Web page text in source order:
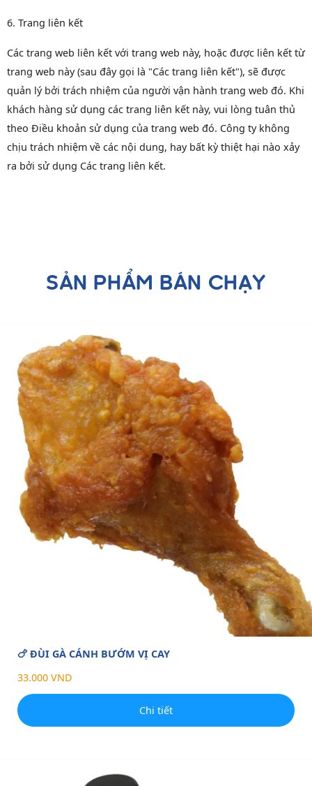
6. Trang liên kết
Các trang web liên kết với trang web này, hoặc được liên kết từ
trang web này (sau đây gọi là "Các trang liên kết"), sẽ được
quản lý bởi trách nhiệm của người vận hành trang web đó. Khi
khách hàng sử dụng các trang liên kết này, vui lòng tuân thủ
theo Điều khoản sử dụng của trang web đó. Công ty không
chịu trách nhiệm về các nội dung, hay bất kỳ thiệt hại nào xảy
ra bởi sử dụng Các trang liên kết.
SẢN PHẨM BÁN CHẠY
🍗 ĐÙI GÀ CÁNH BƯỚM VỊ CAY
33.000 VND
Chi tiết